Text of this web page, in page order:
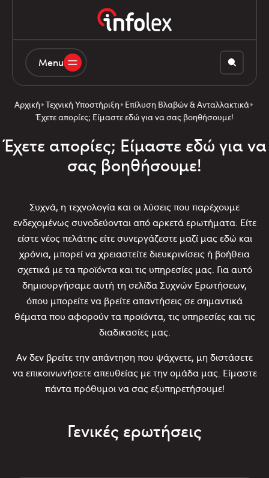
Menu
Αρχική Τεχνική Υποστήριξη Επίλυση Βλαβών & Ανταλλακτικά
Έχετε απορίες; Είμαστε εδώ για να σας βοηθήσουμε!
Έχετε απορίες; Είμαστε εδώ για να
σας βοηθήσουμε!
Συχνά, η τεχνολογία και οι λύσεις που παρέχουμε
ενδεχομένως συνοδεύονται από αρκετά ερωτήματα. Είτε
είστε νέος πελάτης είτε συνεργάζεστε μαζί μας εδώ και
χρόνια, μπορεί να χρειαστείτε διευκρινίσεις ή βοήθεια
σχετικά με τα προϊόντα και τις υπηρεσίες μας. Για αυτό
δημιουργήσαμε αυτή τη σελίδα Συχνών Ερωτήσεων,
όπου μπορείτε να βρείτε απαντήσεις σε σημαντικά
θέματα που αφορούν τα προϊόντα, τις υπηρεσίες και τις
διαδικασίες μας.
Αν δεν βρείτε την απάντηση που ψάχνετε, μη διστάσετε
να επικοινωνήσετε απευθείας με την ομάδα μας. Είμαστε
πάντα πρόθυμοι να σας εξυπηρετήσουμε!
Γενικές ερωτήσεις